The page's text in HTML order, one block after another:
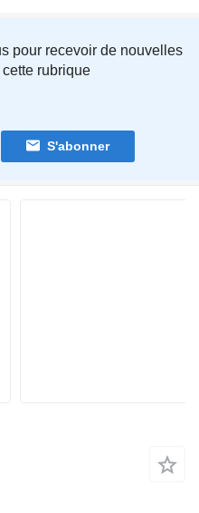
pour recevoir de nouvelles
rubrique
S'abonner